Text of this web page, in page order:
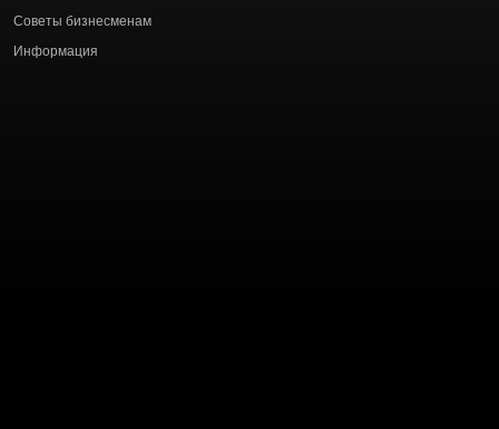
Советы бизнесменам
Информация